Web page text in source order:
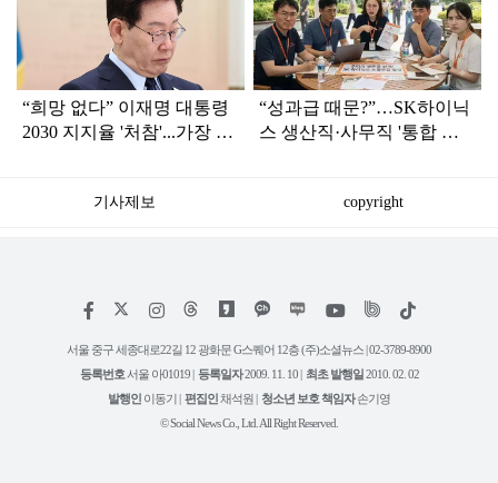
인
“희망 없다” 이재명 대통령
2030 지지율 '처참'...가장 큰
“성과급 때문?”…SK하이닉
스 생산직·사무직 '통합 노
기사제보 copyright
페
스
인
타
램
위
트
유
튜
틱
서울 중구 세종대로22길 12 광화문 G스퀘어 12층 (주)소셜뉴스 | 02-3789-8900
등록번호 서울 아01019 | 등록일자2009. 11. 10 | 최초 발행일2010. 02. 02
발행인 이동기 | 편집인채석원 | 청소년 보호 책임자손기영
© Social News Co., Ltd. All Right Reserved.